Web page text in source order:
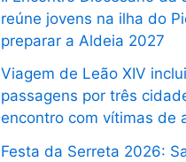
reúne jovens na ilha do
preparar a Aldeia 2027
Viagem de Leão XIV inclui
passagens por três
encontro com vítimas de
Festa da Serreta 2026: